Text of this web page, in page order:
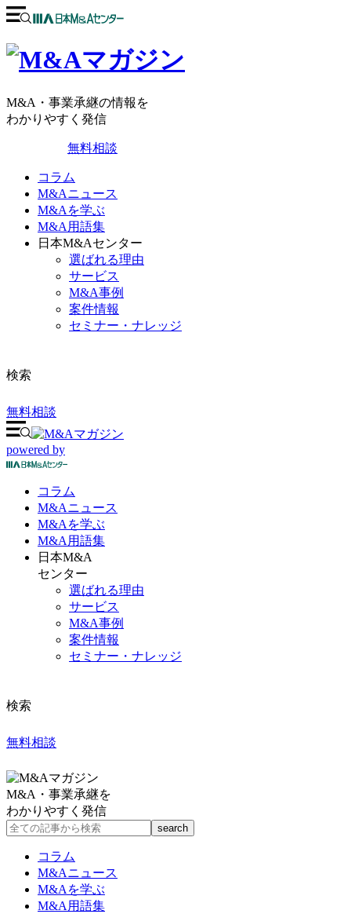
M&A・事業承継の情報を
わかりやすく発信
無料相談
コラム
M&Aニュース
M&Aを学ぶ
M&A用語集
日本M&Aセンター
選ばれる理由
サービス
M&A事例
案件情報
セミナー・ナレッジ
検索
無料相談
powered by
コラム
M&Aニュース
M&Aを学ぶ
M&A 用語集
日本M&A
センター
選ばれる理由
サービス
M&A事例
案件情報
セミナー・ナレッジ
検索
無料相談
M&A・事業承継を
わかりやすく発信
コラム
M&Aニュース
M&Aを学ぶ
M&A用語集